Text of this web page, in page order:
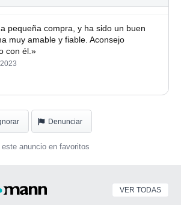
pequeña compra, y ha sido un buen
muy amable y fiable. Aconsejo
con él.»
Denunciar
anuncio en favoritos
VER TODAS